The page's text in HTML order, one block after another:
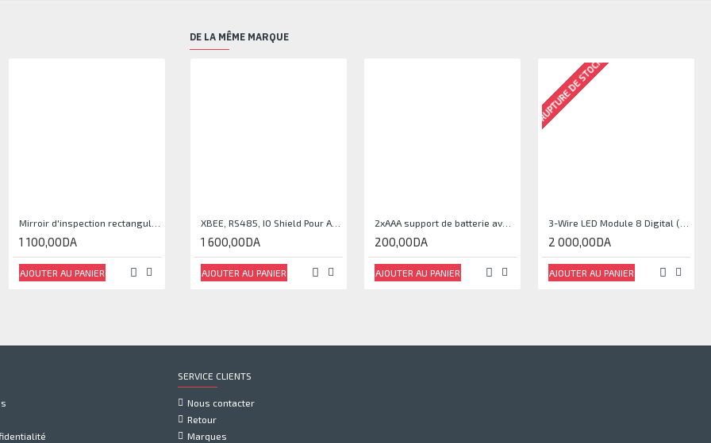
1 100,00DA
AJOUTER AU PANIER
DE LA MÊME MARQUE
1 600,00DA
AJOUTER AU PANIER
2xAAA support de batterie avec couvercle et interrupteur
200,00DA
AJOUTER AU PANIER
RUPTURE DE STOCK
2 000,00DA
AJOUTER AU PANIER
SERVICE CLIENTS
Nous contacter
Retour
Marques